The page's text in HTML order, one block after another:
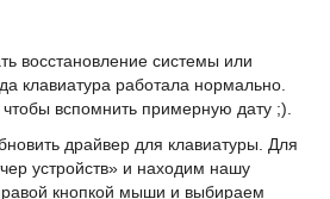
восстановление системы или
клавиатура работала нормально.
вспомнить примерную дату ;).
драйвер для клавиатуры. Для
устройств» и находим нашу
кнопкой мыши и выбираем